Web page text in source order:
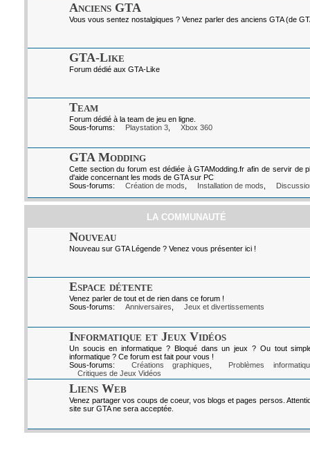
Anciens GTA
Vous vous sentez nostalgiques ? Venez parler des anciens GTA (de
GTA-Like
Forum dédié aux GTA-Like
Team
Forum dédié à la team de jeu en ligne.
Sous-forums:
Playstation 3, Xbox 360
GTA Modding
Cette section du forum est dédiée à GTAModding.fr afin de servir de
d'aide concernant les mods de GTA sur PC
Sous-forums:
Création de mods Installation de mods
LA COMMUNAUTÉ
Nouveau
Nouveau sur GTA Légende ? Venez vous présenter ici !
Espace détente
Venez parler de tout et de rien dans ce forum !
Sous-forums:
Anniversaires Jeux et divertissements
Informatique et Jeux Vidéos
Un soucis en informatique ? Bloqué dans un jeux ? Ou tout
informatique ? Ce forum est fait pour vous !
Sous-forums:
Créations graphiques
Problèmes
Critiques de Jeux Vidéos
Liens Web
Venez partager vos coups de coeur, vos blogs et pages persos.
site sur GTA ne sera acceptée.